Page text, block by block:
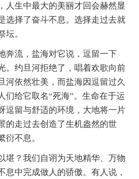
人生中最大的美丽才回会赫然显
选择了奋斗不息。选择走过去就
坛。
奔流，盐海对它说，逗留一下
。约旦河拒绝了，唱着欢歌向前
河依然壮美，而盐海因逗留过久
们给它取名“死海”。生命在于运
逗留与舒适的环境，大地将一片
的走过去创造了生机盎然的世
衍不息。
堪？我们自诩为天地精华、万物
息中完成做人的骄傲。有人说，